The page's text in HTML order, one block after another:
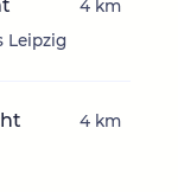
Leipzig
4 km
4 km